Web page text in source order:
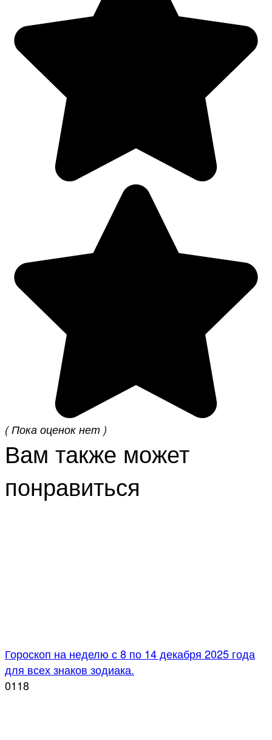
( Пока оценок нет )
Вам также может
понравиться
Гороскоп на неделю с 8 по 14 декабря 2025 года
для всех знаков зодиака.
0118